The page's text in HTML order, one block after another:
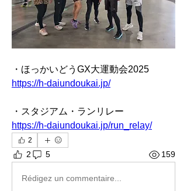
・ほっかいどうGX大運動会2025
https://h-daiundoukai.jp/
・スタジアム・ランリレー
https://h-daiundoukai.jp/run_relay/
2
2 5 159
Rédigez un commentaire...